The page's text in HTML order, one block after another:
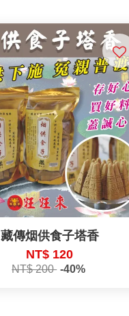
藏傳烟供食子塔香
NT$ 120
NT$ 200 -40%